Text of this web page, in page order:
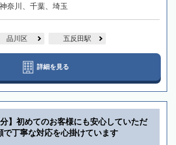
奈川、千葉、埼玉
品川区 五反田駅
詳細を見る
分】初めてのお客様にも安心していただ
で丁寧な対応を心掛けています